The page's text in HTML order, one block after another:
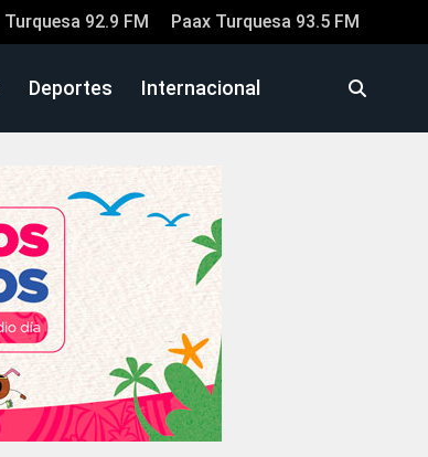
Turquesa 92.9 FM Paax Turquesa 93.5 FM
Deportes Internacional